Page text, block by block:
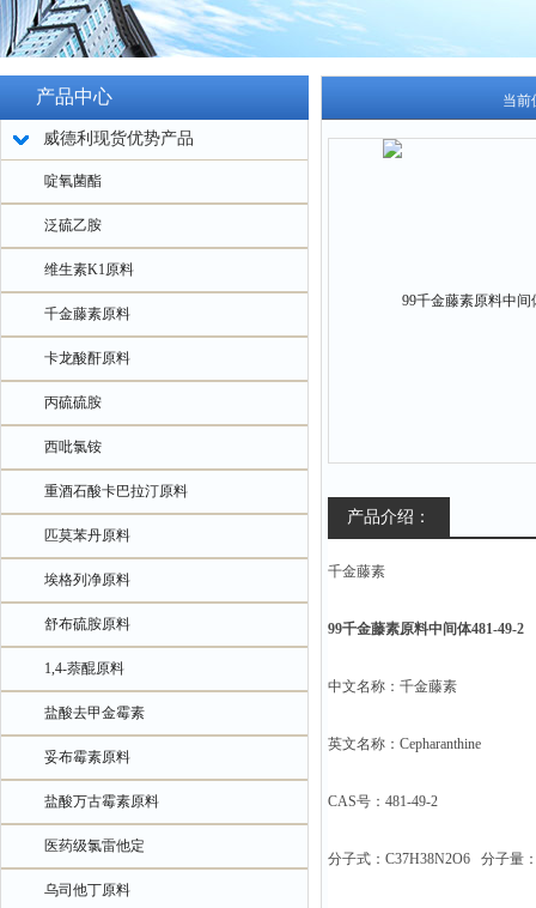
产品中心
威德利现货优势产品
啶氧菌酯
泛硫乙胺
维生素K1原料
千金藤素原料
卡龙酸酐原料
丙硫硫胺
西吡氯铵
重酒石酸卡巴拉汀原料
匹莫苯丹原料
埃格列净原料
舒布硫胺原料
1,4-萘醌原料
盐酸去甲金霉素
妥布霉素原料
盐酸万古霉素原料
医药级氯雷他定
乌司他丁原料
当前
产品介绍：
千金藤素
99千金藤素原料中间体481-49-2
中文名称：千金藤素
英文名称：Cepharanthine
CAS号：481-49-2
分子式：C37H38N2O6 分子量